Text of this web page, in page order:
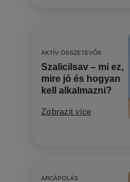
AKTÍV ÖSSZETEVŐK
Szalicilsav – mi ez,
mire jó és hogyan
kell alkalmazni?
Zobrazit více
ARCÁPOLÁS